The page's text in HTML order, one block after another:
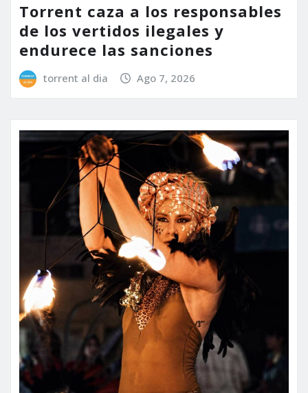
Torrent caza a los responsables
de los vertidos ilegales y
endurece las sanciones
torrent al dia Ago 7, 2026